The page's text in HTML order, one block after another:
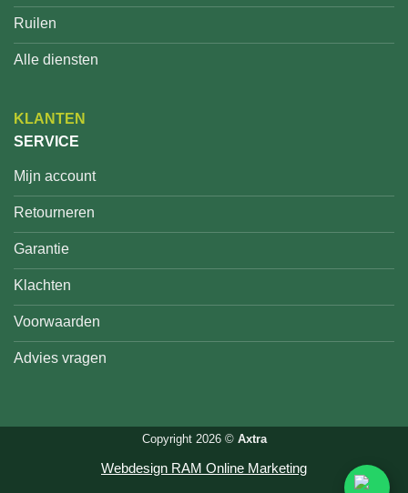
Ruilen
Alle diensten
KLANTEN
SERVICE
Mijn account
Retourneren
Garantie
Klachten
Voorwaarden
Advies vragen
Copyright 2026 © Axtra
Webdesign RAM Online Marketing